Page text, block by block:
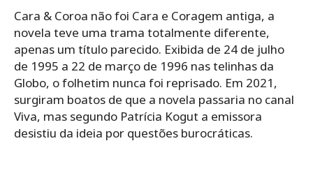
Cara & Coroa não foi Cara e Coragem antiga, a
novela teve uma trama totalmente diferente,
apenas um título parecido. Exibida de 24 de julho
de 1995 a 22 de março de 1996 nas telinhas da
Globo, o folhetim nunca foi reprisado. Em 2021,
surgiram boatos de que a novela passaria no canal
Viva, mas segundo Patrícia Kogut a emissora
desistiu da ideia por questões burocráticas.